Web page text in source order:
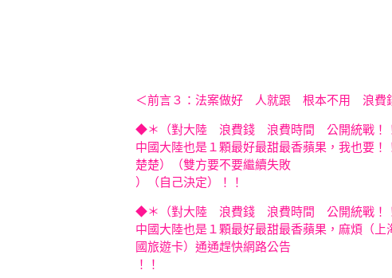
＜前言３：法案做好 人就跟 根本不用 浪費
◆＊（對大陸 浪費錢 浪費時間 公開統戰！
中國大陸也是１顆最好最甜最香蘋果，我也要
楚楚）（雙方要不要繼續失敗
）（自己決定）！！
◆＊（對大陸 浪費錢 浪費時間 公開統戰！
中國大陸也是１顆最好最甜最香蘋果，麻煩（
國旅遊卡）通通趕快網路公告
！！